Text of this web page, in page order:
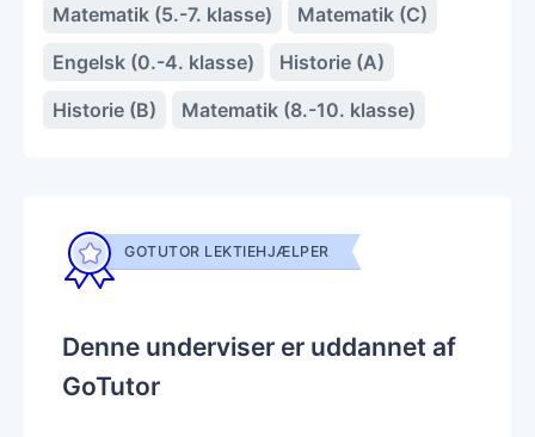
Matematik (5.-7. klasse)
Matematik (C)
Engelsk (0.-4. klasse)
Historie (A)
Historie (B)
Matematik (8.-10. klasse)
GOTUTOR LEKTIEHJÆLPER
Denne underviser er uddannet af
GoTutor